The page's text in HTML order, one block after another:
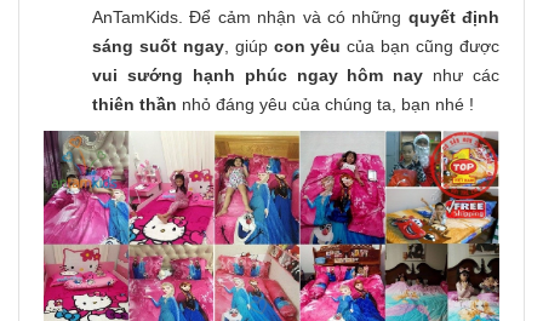
AnTamKids. Để cảm nhận và có những quyết định
sáng suốt ngay, giúp con yêu của bạn cũng được
vui sướng hạnh phúc ngay hôm nay như các
thiên thần nhỏ đáng yêu của chúng ta, bạn nhé !